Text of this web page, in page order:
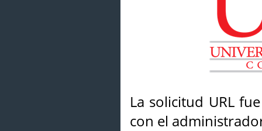
La solicitud URL
con el